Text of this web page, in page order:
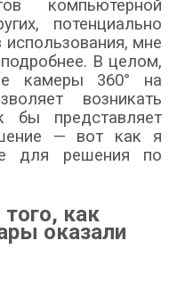
компьютерной
потенциально
мне
В целом,
камеры 360° на
возникать
бы представляет
— вот как я
для решения по
как
оказали